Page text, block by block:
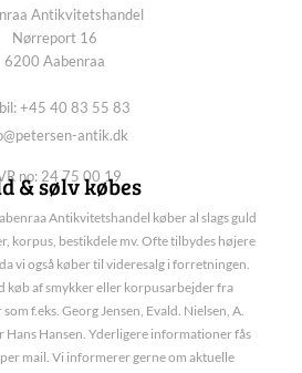
Antikvitetshandel
Nørreport 16
6200 Aabenraa
+45 40 83 55 83
antik.dk
no: 24 75 00 19
& sølv købes
Antikvitetshandel køber al slags guld
korpus, bestikdele mv. Ofte tilbydes højere
vi også køber til videresalg i forretningen.
køb af smykker eller korpusarbejder fra
f.eks. Georg Jensen, Evald. Nielsen, A.
Hans Hansen. Yderligere informationer fås
mail. Vi informerer gerne om aktuelle